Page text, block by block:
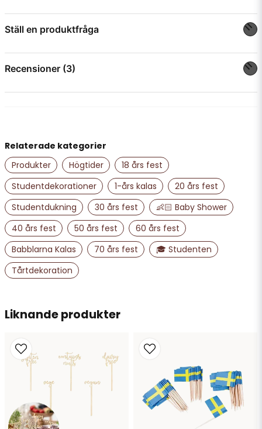
Ställ en produktfråga
Fråga oss något om denna produkten...
email
Mejladress
Ja, ni får publicera min fråga
Recensioner (3)
Susanne
för 3 år sedan
Jag är supernöjd med mina köp och leveransen
var snabb. Bra kvalitet på sakerna, bilderna
stämde helt överens med varan. Kommer
absolut använda er igen, tack så mycket för fin
hjälp.
Linnea
för 3 år sedan
De va precis som jag tänkt mig superfina grejer
Liknande produkter
Relaterade kategorier
Produkter
Högtider
18 års fest
Studentdekorationer
1-års kalas
20 års fest
Studentdukning
30 års fest
👶🏻 Baby Shower
40 års fest
50 års fest
60 års fest
Babblarna Kalas
70 års fest
🎓 Studenten
Tårtdekoration